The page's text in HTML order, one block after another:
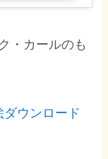
・カールのも
ウンロード